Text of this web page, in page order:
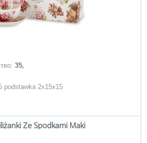
35,
podstawka 2x15x15
Ze Spodkami Maki